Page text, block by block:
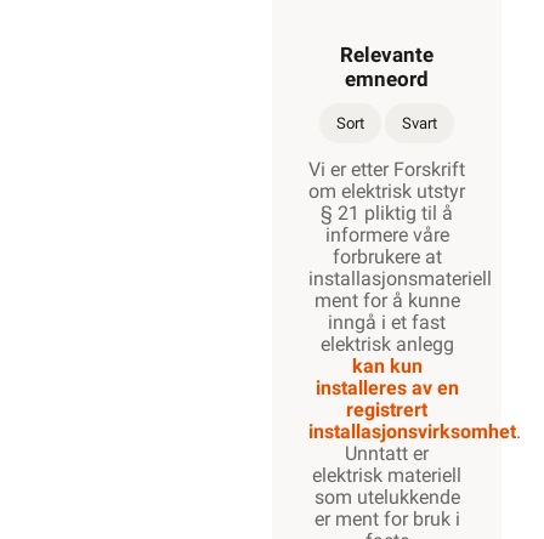
Relevante
emneord
Sort Svart
Vi er etter Forskrift
om elektrisk utstyr
§ 21 pliktig til å
informere våre
forbrukere at
installasjonsmateriell
ment for å kunne
inngå i et fast
elektrisk anlegg
kan kun
installeres av en
registrert
installasjonsvirksomhet.
Unntatt er
elektrisk materiell
som utelukkende
er ment for bruk i